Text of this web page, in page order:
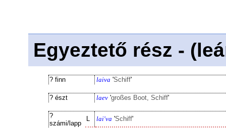
Egyeztető rész -
? finn laiva 'Schiff'
? észt laev 'großes Boot, Schiff'
?
számi/lapp
L lai'va 'Schiff'